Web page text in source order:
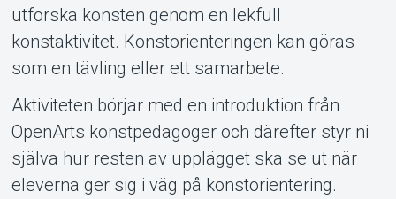
utforska konsten genom en lekfull
konstaktivitet. Konstorienteringen kan göras
som en tävling eller ett samarbete.
Aktiviteten börjar med en introduktion från
OpenArts konstpedagoger och därefter styr ni
själva hur resten av upplägget ska se ut när
eleverna ger sig i väg på konstorientering.